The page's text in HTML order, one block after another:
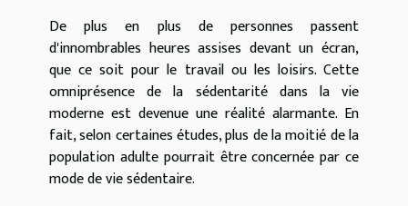
De plus en plus de personnes passent
d'innombrables heures assises devant un écran,
que ce soit pour le travail ou les loisirs. Cette
omniprésence de la sédentarité dans la vie
moderne est devenue une réalité alarmante. En
fait, selon certaines études, plus de la moitié de la
population adulte pourrait être concernée par ce
mode de vie sédentaire.